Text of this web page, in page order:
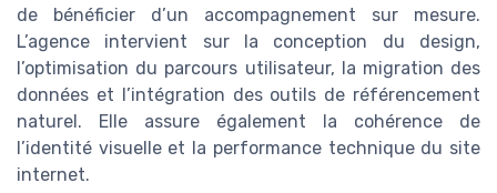
de bénéficier d’un accompagnement sur mesure.
L’agence intervient sur la conception du design,
l’optimisation du parcours utilisateur, la migration des
données et l’intégration des outils de référencement
naturel. Elle assure également la cohérence de
l’identité visuelle et la performance technique du site
internet.